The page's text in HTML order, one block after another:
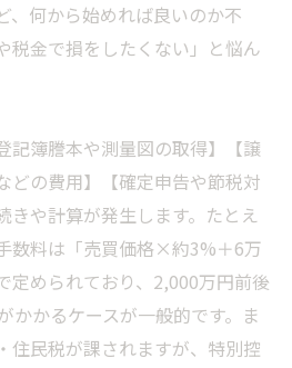
、何から始めれば良いのか不
金で損をしたくない」と悩ん
記簿謄本や測量図の取得】【譲
どの費用】【確定申告や節税対
きや計算が発生します。たとえ
数料は「売買価格×約3%＋6万
定められており、2,000万円前後
かかるケースが一般的です。ま
住民税が課されますが、特別控